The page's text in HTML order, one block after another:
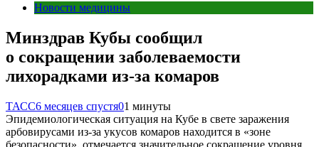
Новости медицины
Минздрав Кубы сообщил
о сокращении заболеваемости
лихорадками из-за комаров
ТАСС6 месяцев спустя01 минуты
Эпидемиологическая ситуация на Кубе в свете заражения
арбовирусами из-за укусов комаров находится в «зоне
безопасности», отмечается значительное сокращение уровня